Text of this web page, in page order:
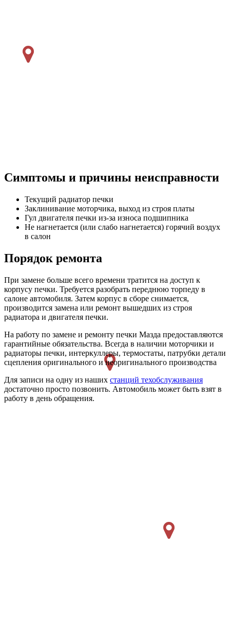
Симптомы и причины неисправности
Текущий радиатор печки
Заклинивание моторчика, выход из строя платы
Гул двигателя печки из-за износа подшипника
Не нагнетается (или слабо нагнетается) горячий воздух
в салон
Порядок ремонта
При замене больше всего времени тратится на доступ к
корпусу печки. Требуется разобрать переднюю торпеду в
салоне автомобиля. Затем корпус в сборе снимается,
производится замена или ремонт вышедших из строя
радиатора и двигателя печки.
На работу по замене и ремонту печки Мазда предоставляются
гарантийные обязательства. Всегда в наличии моторчики и
радиаторы печки, интеркуллеры, термостаты, патрубки детали
сцепления оригинального и неоригинального производства
Для записи на одну из наших станций техобслуживания
достаточно просто позвонить. Автомобиль может быть взят в
работу в день обращения.